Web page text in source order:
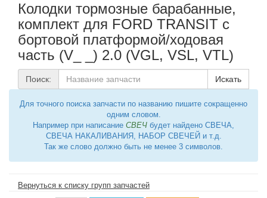
Колодки тормозные барабанные,
комплект для FORD TRANSIT c
бортовой платформой/ходовая
часть (V_ _) 2.0 (VGL, VSL, VTL)
Поиск: Искать
Для точного поиска запчасти по названию пишите сокращенно
одним словом.
Например при написание СВЕЧ будет найдено СВЕЧА,
СВЕЧА НАКАЛИВАНИЯ, НАБОР СВЕЧЕЙ и т.д.
Так же слово должно быть не менее 3 символов.
Вернуться к списку групп запчастей